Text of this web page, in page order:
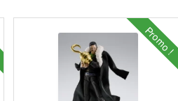
Promo !